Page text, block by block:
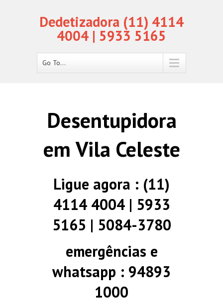
Dedetizadora (11) 4114
4004 | 5933 5165
Go To...
Desentupidora
em Vila Celeste
Ligue agora : (11)
4114 4004 | 5933
5165 | 5084-3780
emergências e
whatsapp : 94893
1000